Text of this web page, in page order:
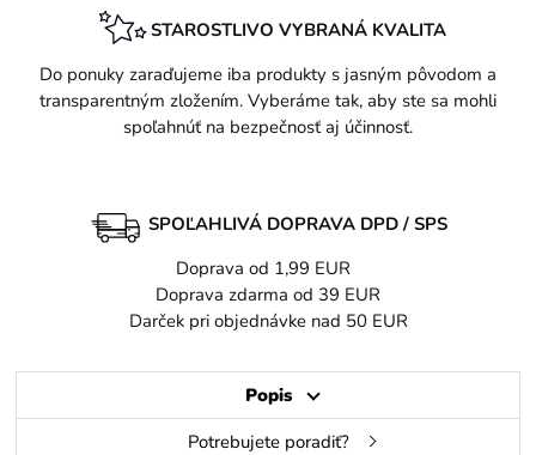
STAROSTLIVO VYBRANÁ KVALITA
Do ponuky zaraďujeme iba produkty s jasným pôvodom a
transparentným zložením. Vyberáme tak, aby ste sa mohli
spoľahnúť na bezpečnosť aj účinnosť.
SPOĽAHLIVÁ DOPRAVA DPD / SPS
Doprava od 1,99 EUR
Doprava zdarma od 39 EUR
Darček pri objednávke nad 50 EUR
Popis
Potrebujete poradiť?